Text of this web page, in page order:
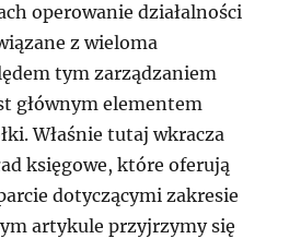
operowanie działalności
z wieloma
tym zarządzaniem
głównym elementem
Właśnie tutaj wkracza
księgowe, które oferują
dotyczącymi zakresie
artykule przyjrzymy się